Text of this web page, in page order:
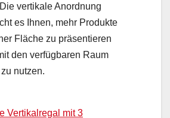
vertikale Anordnung
es Ihnen, mehr Produkte
Fläche zu präsentieren
den verfügbaren Raum
nutzen.
Vertikalregal mit 3